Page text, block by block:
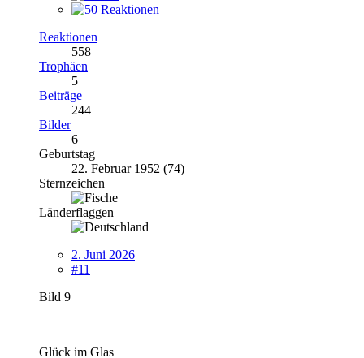
Reaktionen
558
Trophäen
5
Beiträge
244
Bilder
6
Geburtstag
22. Februar 1952 (74)
Sternzeichen
Länderflaggen
2. Juni 2026
#11
Bild 9
Glück im Glas